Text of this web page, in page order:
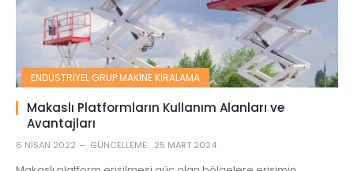
ENDÜSTRIYEL GRUP MAKINE KIRALAMA
Makaslı Platformların Kullanım Alanları ve
Avantajları
6 NISAN 2022 GÜNCELLEME: 25 MART 2024